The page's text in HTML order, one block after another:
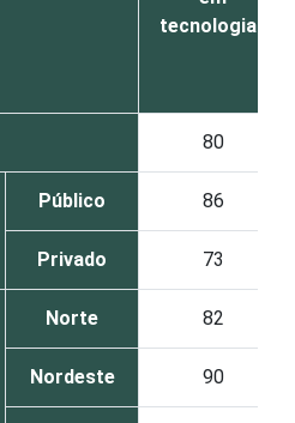
tecnologias
80
Público 86
Privado 73
Norte 82
Nordeste 90